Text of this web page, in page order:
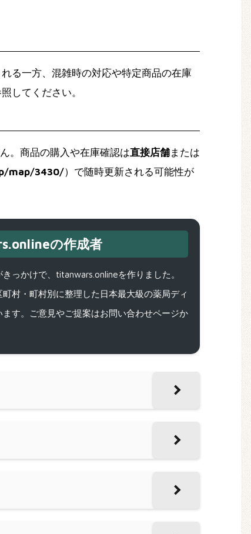
る一方、混雑時の対応や特定商品の在庫
してください。
。商品の購入や在庫確認は直接店舗または
map/3430/）で随時更新される可能性が
の作成者
っかけで、titanwars.onlineを作りました。
村・町村別に整理した日本最大級の薬局ディ
す。ご意見やご提案はお問い合わせページか